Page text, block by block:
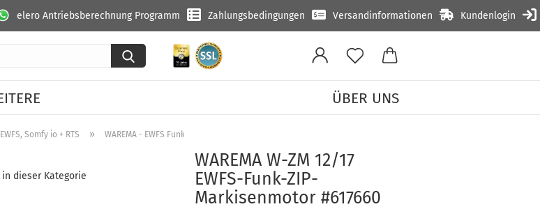
Kundenlogin
Versandinformationen
Zahlungsbedingungen
elero Antriebsberechnung Programm
Suche...
ÜBER UNS
Somfy io + RTS » WAREMA - EWFS Funkmotor (Becker)
dieser Kategorie
WA­RE­MA W-ZM 12/17
EWFS-​Funk-ZIP-
Markisenmotor #617660